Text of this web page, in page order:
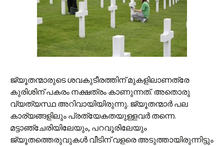
ജ്യൂതന്മാരുടെ ശവകുടീരത്തിന് മുകളിലാണത്രേ
കുരിശിന് പകരം നക്ഷത്രം കാണുന്നത്. അതൊരു
വ്യത്യസ്ഥ അറിവായിയിരുന്നു. ജ്യൂതന്മാര്‍ പല
കാര്യങ്ങളിലും പ്രത്യേകതയുള്ളവര്‍ തന്നെ.
മട്ടാഞ്ചേരിയിലേയും, പറവൂരിലേയും
ജ്യൂതത്തെരുവുകള്‍ വീടിന് വളരെ അടുത്തായിരുന്നിട്ടും